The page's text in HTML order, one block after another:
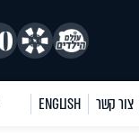
צור קשר ENGLISH